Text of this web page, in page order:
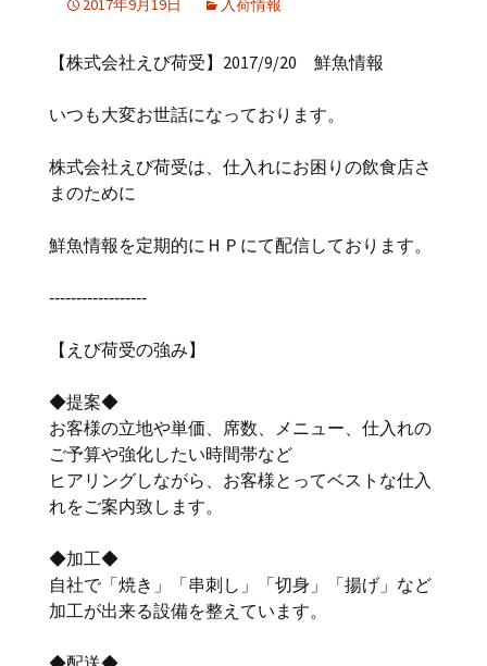
2017年9月19日 入荷情報
【株式会社えび荷受】2017/9/20 鮮魚情報
いつも大変お世話になっております。
株式会社えび荷受は、仕入れにお困りの飲食店さ
まのために
鮮魚情報を定期的にＨＰにて配信しております。
‐‐‐‐‐‐‐‐‐‐‐‐‐‐‐‐‐‐
【えび荷受の強み】
◆提案◆
お客様の立地や単価、席数、メニュー、仕入れの
ご予算や強化したい時間帯など
ヒアリングしながら、お客様とってベストな仕入
れをご案内致します。
◆加工◆
自社で「焼き」「串刺し」「切身」「揚げ」など
加工が出来る設備を整えています。